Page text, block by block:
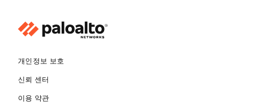
개인정보 보호
신뢰 센터
이용 약관